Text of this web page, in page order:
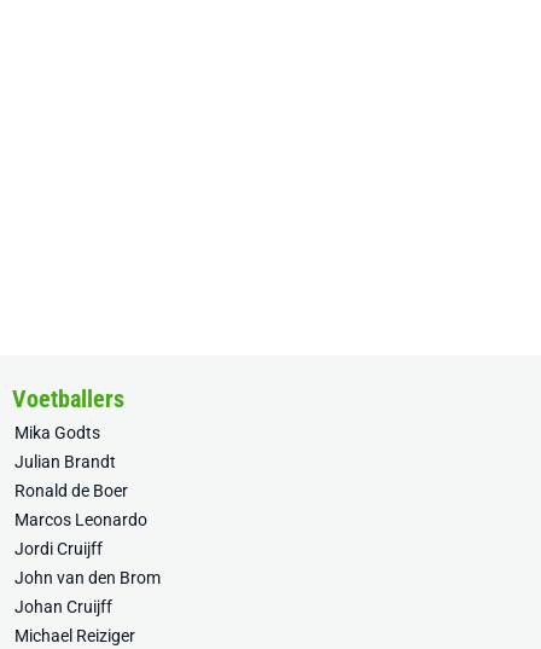
Voetballers
Mika Godts
Julian Brandt
Ronald de Boer
Marcos Leonardo
Jordi Cruijff
John van den Brom
Johan Cruijff
Michael Reiziger